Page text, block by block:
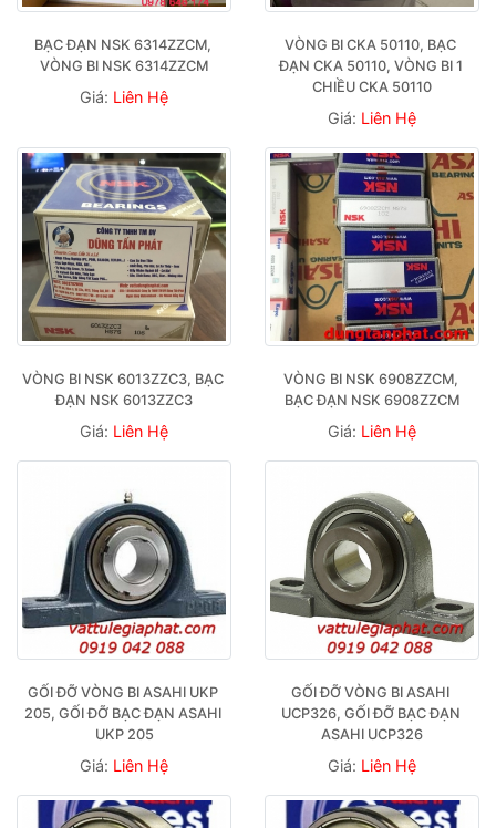
BẠC ĐẠN NSK 6314ZZCM,
VÒNG BI NSK 6314ZZCM
Giá: Liên Hệ
VÒNG BI CKA 50110, BẠC
ĐẠN CKA 50110, VÒNG BI 1
CHIỀU CKA 50110
Giá: Liên Hệ
VÒNG BI NSK 6013ZZC3, BẠC
ĐẠN NSK 6013ZZC3
Giá: Liên Hệ
VÒNG BI NSK 6908ZZCM,
BẠC ĐẠN NSK 6908ZZCM
Giá: Liên Hệ
GỐI ĐỠ VÒNG BI ASAHI UKP
205, GỐI ĐỠ BẠC ĐẠN ASAHI
UKP 205
Giá: Liên Hệ
GỐI ĐỠ VÒNG BI ASAHI
UCP326, GỐI ĐỠ BẠC ĐẠN
ASAHI UCP326
Giá: Liên Hệ